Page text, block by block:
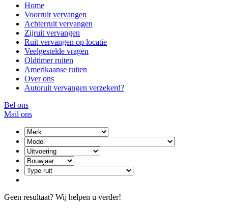
Home
Voorruit vervangen
Achterruit vervangen
Zijruit vervangen
Ruit vervangen op locatie
Veelgestelde vragen
Oldtimer ruiten
Amerikaanse ruiten
Over ons
Autoruit vervangen verzekerd?
Bel ons
Mail ons
Geen resultaat? Wij helpen u verder!